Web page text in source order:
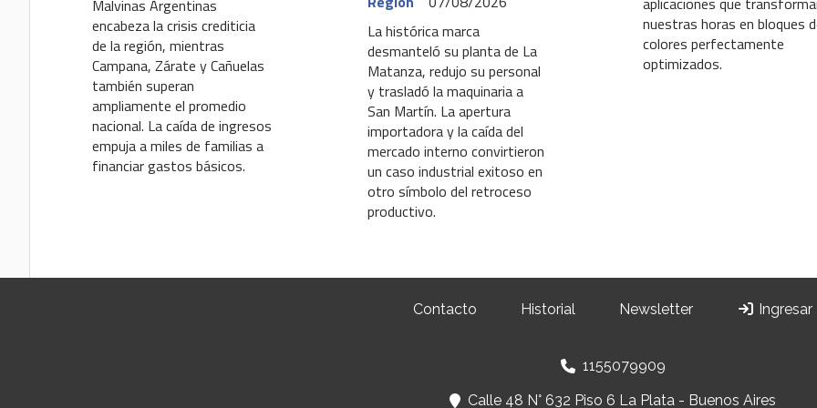
Malvinas Argentinas
encabeza la crisis crediticia
de la región, mientras
Campana, Zárate y Cañuelas
también superan
ampliamente el promedio
nacional. La caída de ingresos
empuja a miles de familias a
financiar gastos básicos.
La histórica marca
desmanteló su planta de La
Matanza, redujo su personal
y trasladó la maquinaria a
San Martín. La apertura
importadora y la caída del
mercado interno convirtieron
un caso industrial exitoso en
otro símbolo del retroceso
productivo.
nuestras horas en bloques
colores perfectamente
optimizados.
Contacto Historial Newsletter Ingresar
1155079909
Calle 48 N° 632 Piso 6 La Plata - Buenos Aires